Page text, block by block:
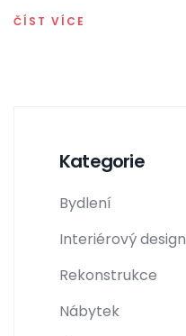
ČÍST VÍCE
Kategorie
Bydlení
Interiérový design
Rekonstrukce
Nábytek